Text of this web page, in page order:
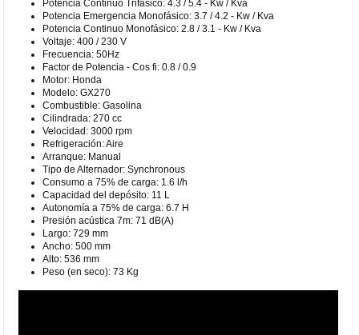
Potencia Continuo Trifásico: 4.3 / 5.4 - Kw / Kva
Potencia Emergencia Monofásico: 3.7 / 4.2 - Kw / Kva
Potencia Continuo Monofásico: 2.8 / 3.1 - Kw / Kva
Voltaje: 400 / 230 V
Frecuencia: 50Hz
Factor de Potencia - Cos fi: 0.8 / 0.9
Motor: Honda
Modelo: GX270
Combustible: Gasolina
Cilindrada: 270 cc
Velocidad: 3000 rpm
Refrigeración: Aire
Arranque: Manual
Tipo de Alternador: Synchronous
Consumo a 75% de carga: 1.6 l/h
Capacidad del depósito: 11 L
Autonomía a 75% de carga: 6.7 H
Presión acústica 7m: 71 dB(A)
Largo: 729 mm
Ancho: 500 mm
Alto: 536 mm
Peso (en seco): 73 Kg